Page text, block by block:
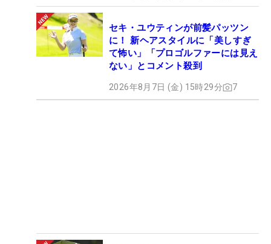
セキ・ユウティンが前髪パッツン
に！ 新ヘアスタイルに「美しすぎ
て怖い」「プロゴルファーには見え
ない」とコメント殺到
2026年8月7日 (金) 15時29分 7